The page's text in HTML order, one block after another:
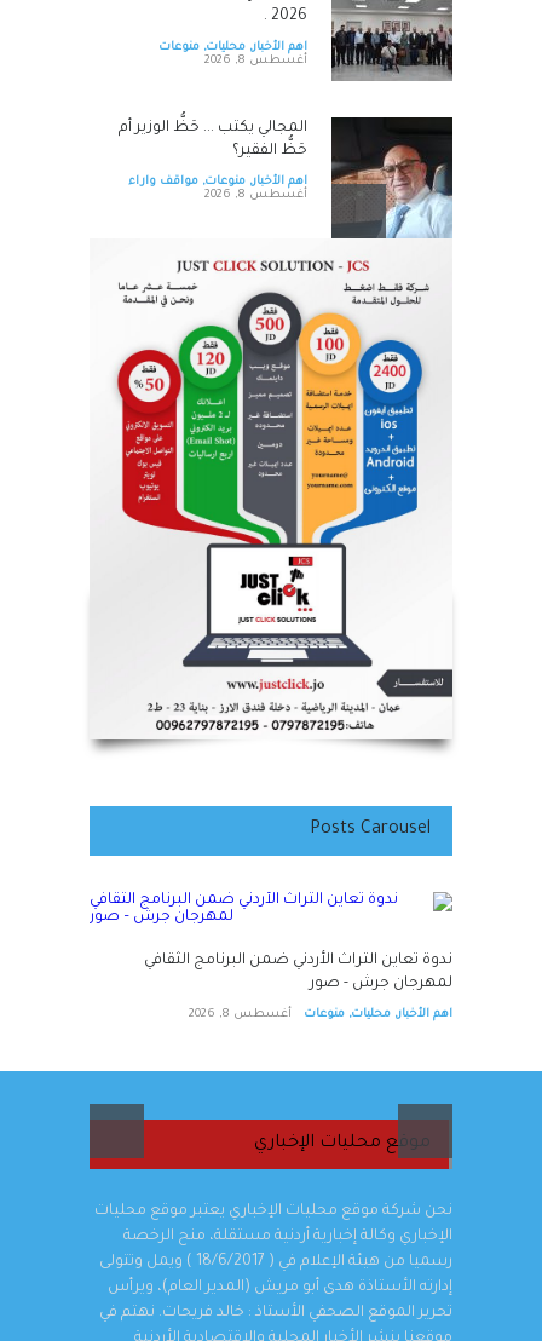
2026 .
اهم الأخبار, محليات, منوعات
أغسطس 8, 2026
المجالي يكتب ... حَظُّ الوزير أم
حَظُّ الفقير؟
اهم الأخبار, منوعات, مواقف واراء
أغسطس 8, 2026
شطناوي يكتب ,,, ‎12 ‎آب...
الجامعات الأردنية أمام مرحلة
جديدة
اهم الأخبار منوعات,مواقف واراء
أغسطس 8, 2026
ندوة تعاين التراث الأردني ضمن
البرنامج الثقافي لمهرجان جرش -
اهم الأخبار,محليات,منوعات
أغسطس 8, 2026
Posts Carousel
ندوة تعاين التراث الأردني ضمن البرنامج الثقافي
لمهرجان جرش - صور
اهم الأخبار, محليات, منوعات أغسطس 8, 2026
موقع محليات الإخباري
نحن شركة موقع محليات الإخباري يعتبر موقع محليات
الإخباري وكالة إخبارية أردنية مستقلة، منح الرخصة
رسميا من هيئة الإعلام في ( 18/6/2017 ) ويمل وتتولى
إدارته الأستاذة هدى أبو مريش (المدير العام)، ويرأس
تحرير الموقع الصحفي الأستاذ : خالد فريحات. نهتم في